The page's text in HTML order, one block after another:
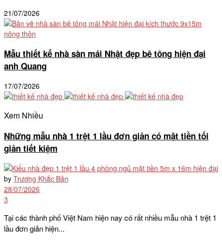
21/07/2026
Mẫu thiết kế nhà sàn mái Nhật đẹp bê tông hiện đại
anh Quang
17/07/2026
Xem Nhiều
Những mẫu nhà 1 trệt 1 lầu đơn giản có mặt tiền tối
giản tiết kiệm
by Trương Khắc Bản
28/07/2026
3
Tại các thành phố Việt Nam hiện nay có rất nhiều mẫu nhà 1 trệt 1
lầu đơn giản hiện...